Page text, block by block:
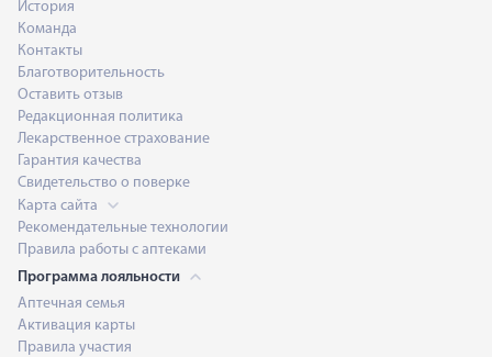
История
Команда
Контакты
Благотворительность
Оставить отзыв
Редакционная политика
Лекарственное страхование
Гарантия качества
Свидетельство о поверке
Карта сайта
Рекомендательные технологии
Правила работы с аптеками
Программа лояльности
Аптечная семья
Активация карты
Правила участия